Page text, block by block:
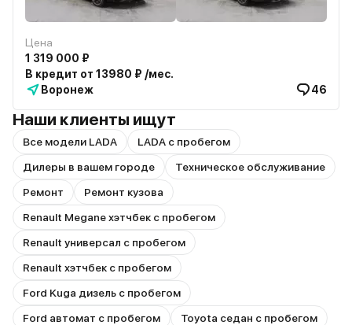
Цена
1 319 000 ₽
В кредит от 13980 ₽ /мес.
Воронеж
46
Наши клиенты ищут
Все модели LADA
LADA с пробегом
Дилеры в вашем городе
Техническое обслуживание
Ремонт
Ремонт кузова
Renault Megane хэтчбек с пробегом
Renault универсал с пробегом
Renault хэтчбек с пробегом
Ford Kuga дизель с пробегом
Ford автомат с пробегом
Toyota седан с пробегом